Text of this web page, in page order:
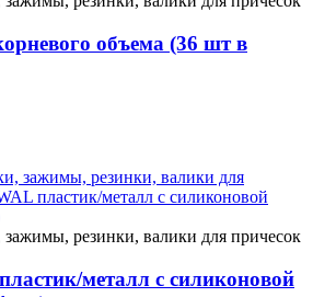
объема (36 шт в
резинки, валики для причесок
металл с силиконовой